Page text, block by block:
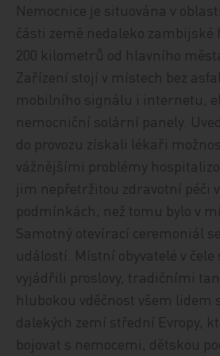
Nemocnice je situována v
části země nedaleko
200 kilometrů od hlavního
Zařízení stojí v místech bez
mobilního signálu i internetu,
nemocniční solární panely.
do provozu získali lékaři
vážnějšími problémy
jim nepřetržitou zdravotní péči
podmínkách, než tomu bylo v
Samotný otevírací ceremoniál
událostí. Místní obyvatelé v čele
vyjádřili proslovy, tradičními
hlubokou vděčnost všem lidem
dalekých zemí střední Evropy,
bojovat s nemocemi, dětskou